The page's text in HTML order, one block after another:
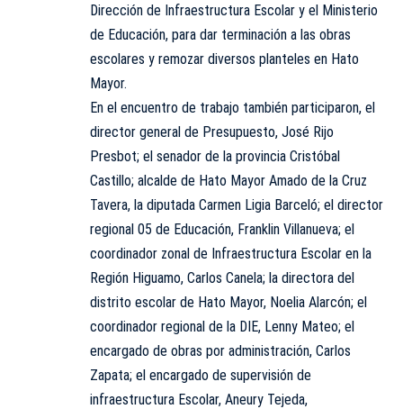
Dirección de Infraestructura Escolar y el Ministerio
de Educación, para dar terminación a las obras
escolares y remozar diversos planteles en Hato
Mayor.
En el encuentro de trabajo también participaron, el
director general de Presupuesto, José Rijo
Presbot; el senador de la provincia Cristóbal
Castillo; alcalde de Hato Mayor Amado de la Cruz
Tavera, la diputada Carmen Ligia Barceló; el director
regional 05 de Educación, Franklin Villanueva; el
coordinador zonal de Infraestructura Escolar en la
Región Higuamo, Carlos Canela; la directora del
distrito escolar de Hato Mayor, Noelia Alarcón; el
coordinador regional de la DIE, Lenny Mateo; el
encargado de obras por administración, Carlos
Zapata; el encargado de supervisión de
infraestructura Escolar, Aneury Tejeda,